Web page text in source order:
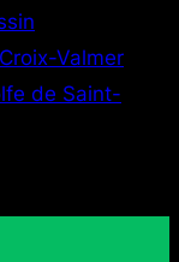
Valmer
de Saint-